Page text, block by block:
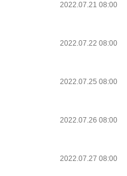
2022.07.21 08:00
2022.07.22 08:00
2022.07.25 08:00
2022.07.26 08:00
2022.07.27 08:00